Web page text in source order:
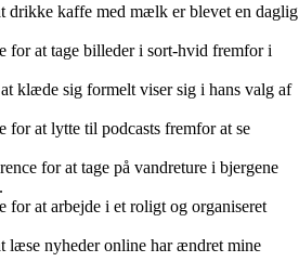
drikke kaffe med mælk er blevet en daglig
for at tage billeder i sort-hvid fremfor i
klæde sig formelt viser sig i hans valg af
for at lytte til podcasts fremfor at se
for at tage på vandreture i bjergene
for at arbejde i et roligt og organiseret
læse nyheder online har ændret mine